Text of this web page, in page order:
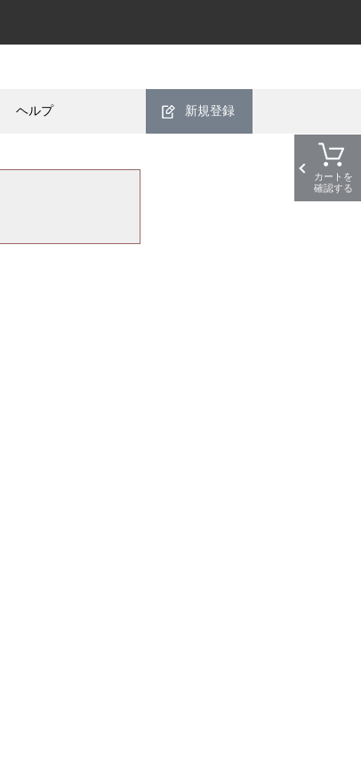
ヘルプ 新規登録
カートを
確認する